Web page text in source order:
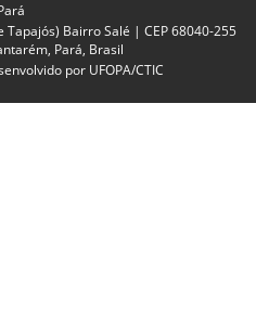
Tapajós) Bairro Salé | CEP 68040-255
Pará, Brasil
por UFOPA/CTIC